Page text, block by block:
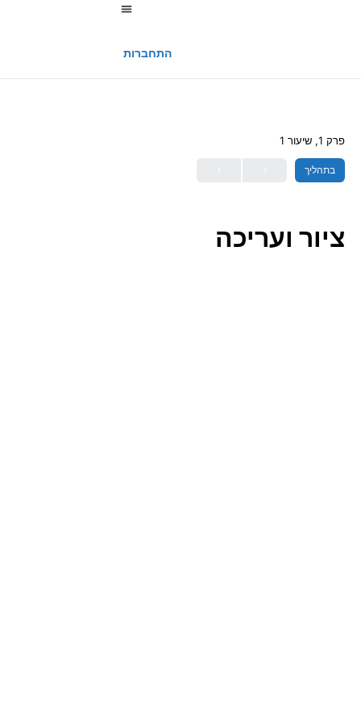
התחברות
פרק 1, שיעור 1
בתהליך
ציור ועריכה